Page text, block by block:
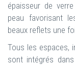
épaisseur de
peau favorisant
beaux reflets une
Tous les espaces,
sont intégrés